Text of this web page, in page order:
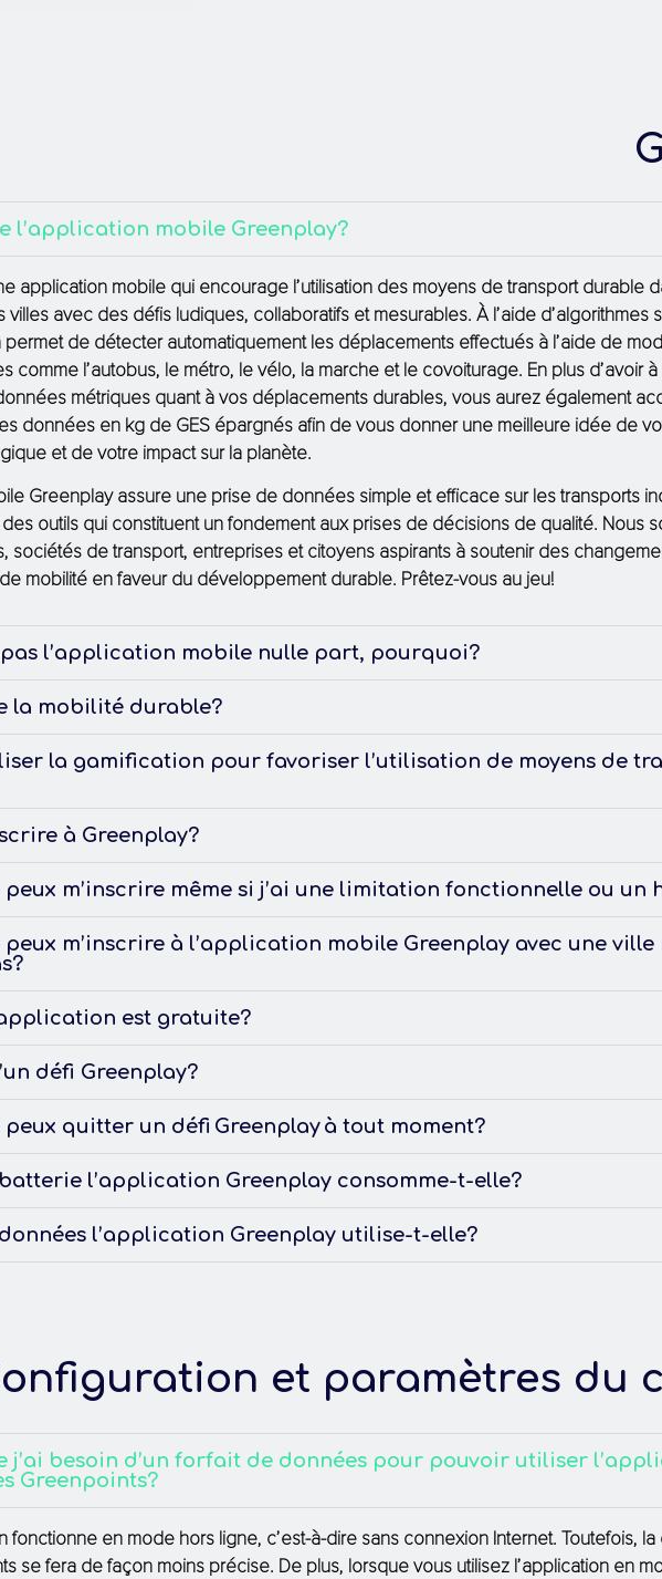
l’application mobile Greenplay?
application mobile qui encourage l’utilisation des moyens de transport durable
villes avec des défis ludiques, collaboratifs et mesurables. À l’aide d’algorithmes
de détecter automatiquement les déplacements effectués à l’aide de
comme l’autobus, le métro, le vélo, la marche et le covoiturage. En plus d’avoir
métriques quant à vos déplacements durables, vous aurez également
données en kg de GES épargnés afin de vous donner une meilleure idée de
et de votre impact sur la planète.
Greenplay assure une prise de données simple et efficace sur les transports
outils qui constituent un fondement aux prises de décisions de qualité. Nous
sociétés de transport, entreprises et citoyens aspirants à soutenir des
mobilité en faveur du développement durable. Prêtez-vous au jeu!
l’application mobile nulle part, pourquoi?
la mobilité durable?
la gamification pour favoriser l’utilisation de moyens de
à Greenplay?
peux m’inscrire même si j’ai une limitation fonctionnelle ou un
peux m’inscrire à l’application mobile Greenplay avec une ville
est gratuite?
défi Greenplay?
peux quitter un défi Greenplay à tout moment?
l’application Greenplay consomme-t-elle?
l’application Greenplay utilise-t-elle?
et paramètres du
j’ai besoin d’un forfait de données pour pouvoir utiliser
Greenpoints?
fonctionne en mode hors ligne, c’est-à-dire sans connexion Internet.Toutefois, la
sefera defaçon moins précise. De plus, lorsque vous utilisez l’application en